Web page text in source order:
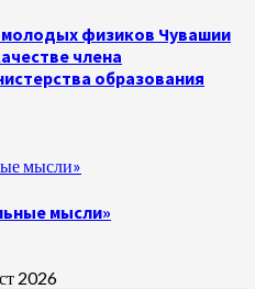
физиков Чувашии
члена
образования
мысли»
мысли»
2026